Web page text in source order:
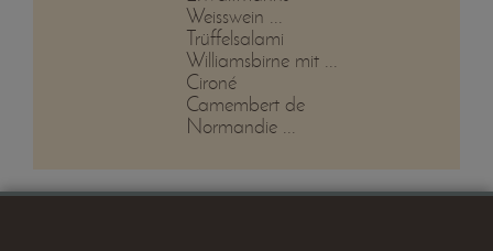
Weisswein ...
Trüffelsalami
Williamsbirne mit ...
Cironé
Camembert de
Normandie ...